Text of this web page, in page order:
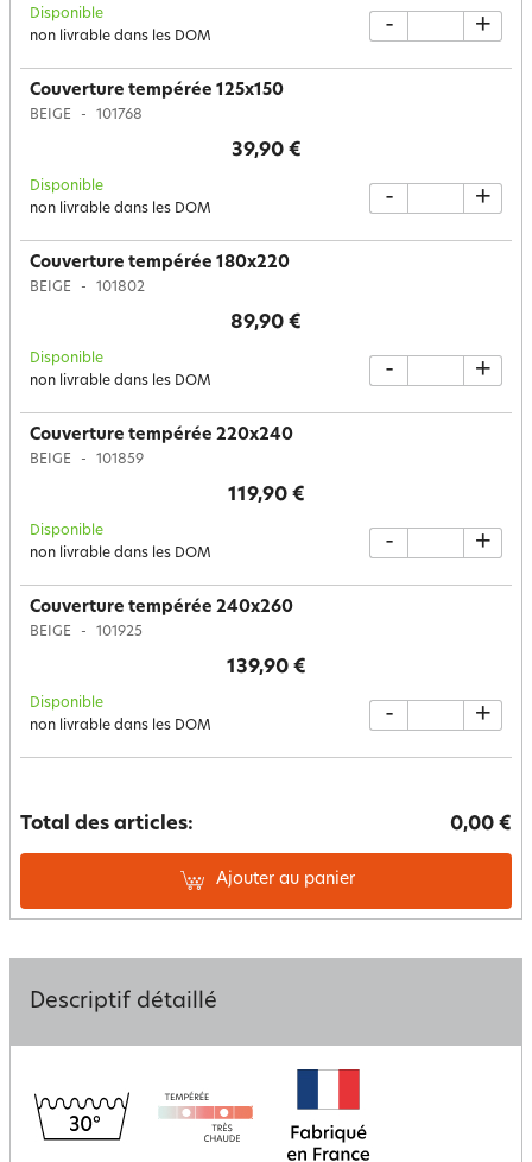
Disponible
non livrable dans les DOM
- +
Couverture tempérée 125x150
BEIGE 101768
39,90 €
Disponible
non livrable dans les DOM
- +
Couverture tempérée 180x220
BEIGE 101802
89,90 €
Disponible
non livrable dans les DOM
- +
Couverture tempérée 220x240
BEIGE 101859
119,90 €
Disponible
non livrable dans les DOM
- +
Couverture tempérée 240x260
BEIGE 101925
139,90 €
Disponible
non livrable dans les DOM
- +
Total des articles: 0,00 €
Ajouter au panier
Descriptif détaillé